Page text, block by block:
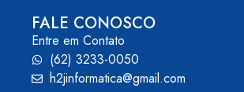
FALE CONOSCO
Entre em Contato
(62) 3233-0050
h2jinformatica@gmail.com